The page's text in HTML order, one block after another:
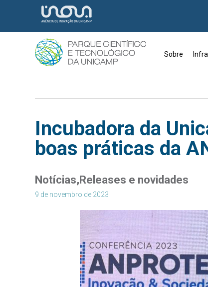
Sobre
Incubadora da
boas práticas da
Notícias Releases e novidades
9 de novembro de 2023